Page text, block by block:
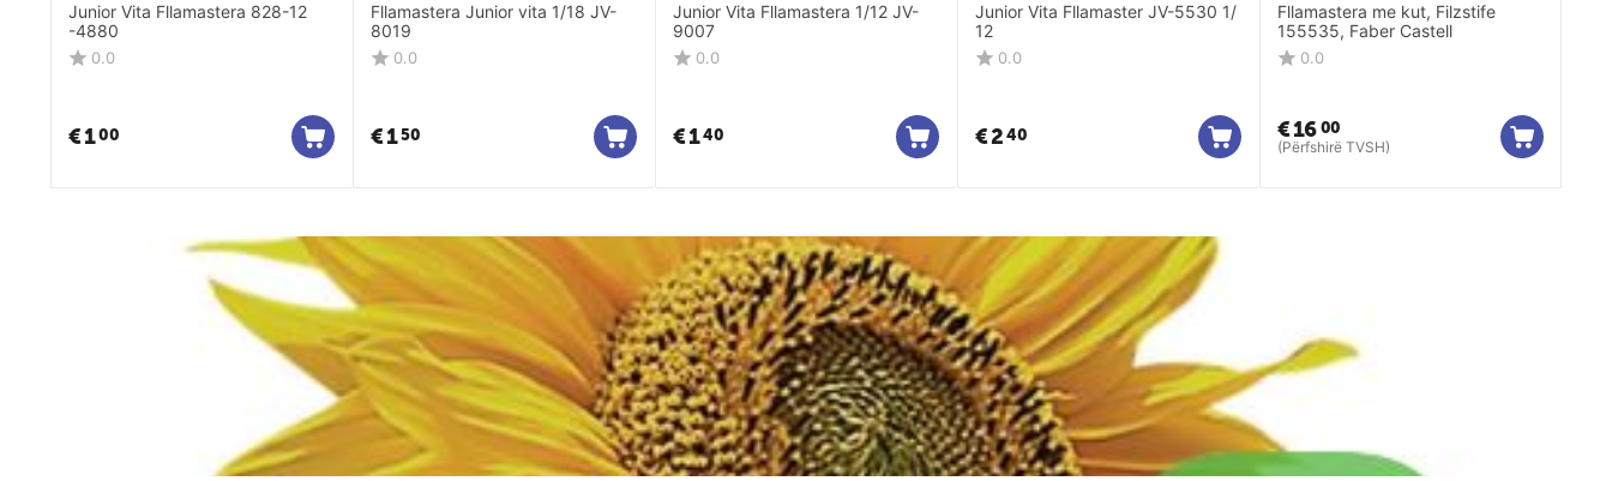
Junior Vita Fllamastera 828-12
-4880
0.0
€100
Fllamastera Junior vita 1/18 JV-
8019
0.0
€150
Junior Vita Fllamastera 1/12 JV-
9007
0.0
€140
Junior Vita Fllamaster JV-5530 1/
12
0.0
€240
Fllamastera me kut, Filzstife
155535, Faber Castell
0.0
€1600
(Përfshirë TVSH)